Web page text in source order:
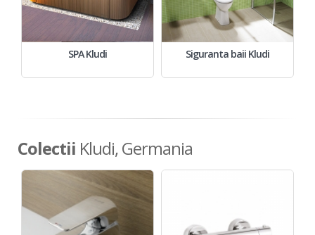
SPA Kludi Siguranta baii Kludi
Colectii Kludi, Germania